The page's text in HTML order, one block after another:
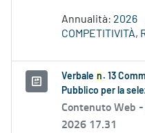
Annualità: 2026
COMPETITIVITÀ,
Verbale n . 13
Pubblico per la
Contenuto Web -
2026 17.31